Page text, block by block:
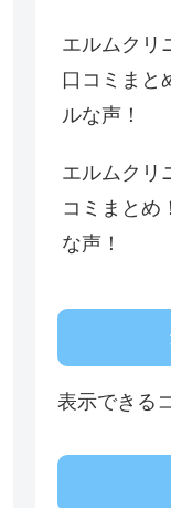
エルムクリ
口コミまと
ルな声！
エルムクリ
コミまとめ
な声！
表示できる